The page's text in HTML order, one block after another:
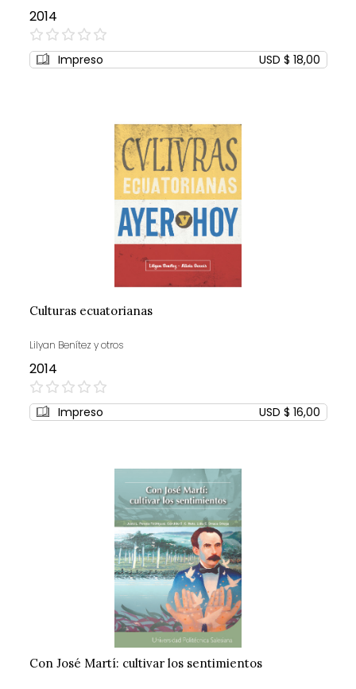
2014
0%
Impreso USD $ 18,00
Culturas ecuatorianas
Lilyan Benítez y otros
2014
0%
Impreso USD $ 16,00
Con José Martí: cultivar los sentimientos